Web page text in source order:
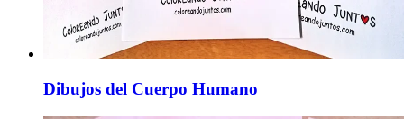
Dibujos del Cuerpo Humano